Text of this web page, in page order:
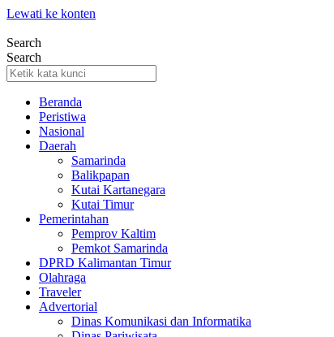
Lewati ke konten
Search
Search
Beranda
Peristiwa
Nasional
Daerah
Samarinda
Balikpapan
Kutai Kartanegara
Kutai Timur
Pemerintahan
Pemprov Kaltim
Pemkot Samarinda
DPRD Kalimantan Timur
Olahraga
Traveler
Advertorial
Dinas Komunikasi dan Informatika